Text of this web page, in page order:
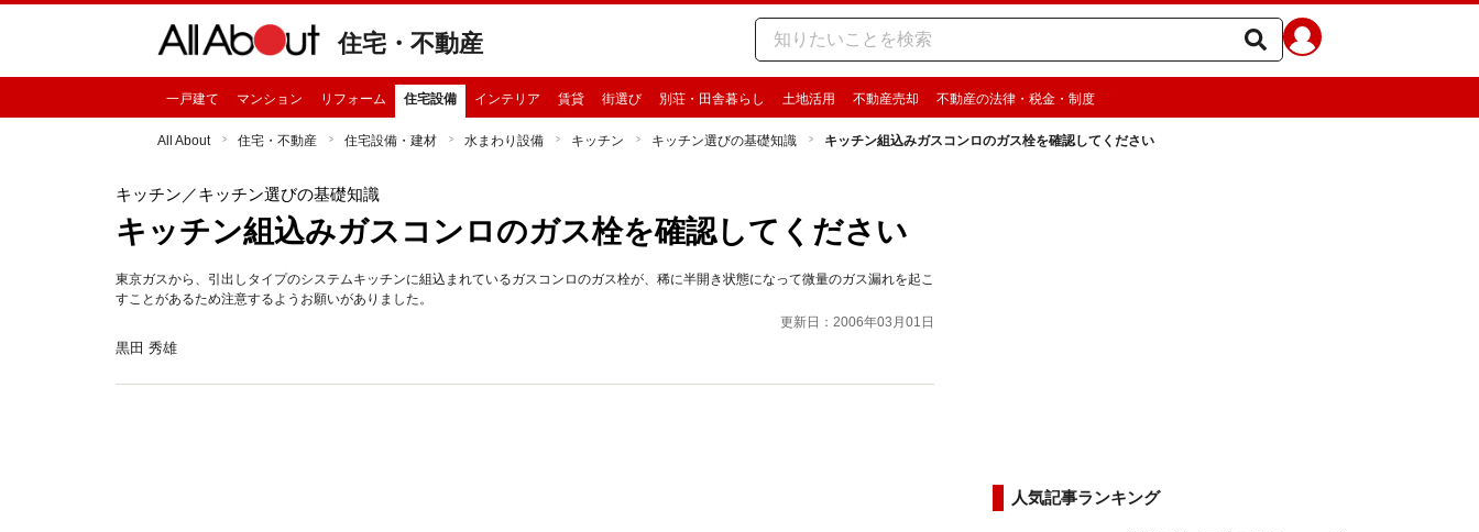
住宅・不動産
一戸建て マンション リフォーム 住宅設備 インテリア 賃貸 街選び 別荘・田舎暮らし 土地活用 不動産売却 不動産の法律・税金・制度
All About 住宅・不動産 住宅設備・建材 水まわり設備 キッチン キッチン選びの基礎知識 キッチン組込みガスコンロのガス栓を確認してください
キッチン ／キッチン選びの基礎知識
キッチン組込みガスコンロのガス栓を確認してください
東京ガスから、引出しタイプのシステムキッチンに組込まれているガスコンロのガス栓が、稀に半開き状態になって微量のガス漏れを起こ
すことがあるため注意するようお願いがありました。
更新日：2006年03月01日
黒田 秀雄
人気記事ランキング